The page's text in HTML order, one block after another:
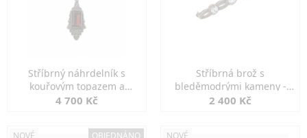
Stříbrný náhrdelník s
kouřovým topazem a
markazity
4 700 Kč
Stříbrná brož s
bleděmodrými kameny -
jemná elegance
2 400 Kč
NOVÉ OBJEDNÁNO NOVÉ